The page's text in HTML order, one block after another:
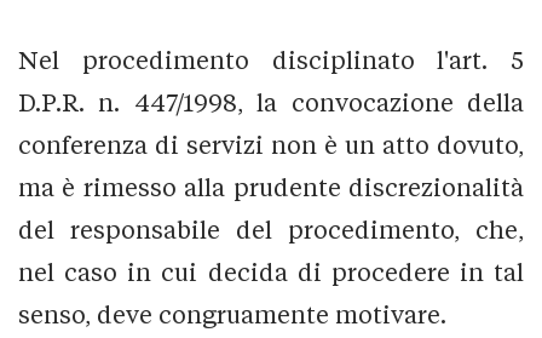
Nel procedimento disciplinato l'art. 5
D.P.R. n. 447/1998, la convocazione della
conferenza di servizi non è un atto dovuto,
ma è rimesso alla prudente discrezionalità
del responsabile del procedimento, che,
nel caso in cui decida di procedere in tal
senso, deve congruamente motivare.